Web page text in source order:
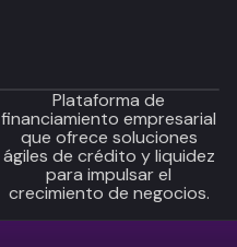
Plataforma de
financiamiento empresarial
que ofrece soluciones
ágiles de crédito y liquidez
para impulsar el
crecimiento de negocios.